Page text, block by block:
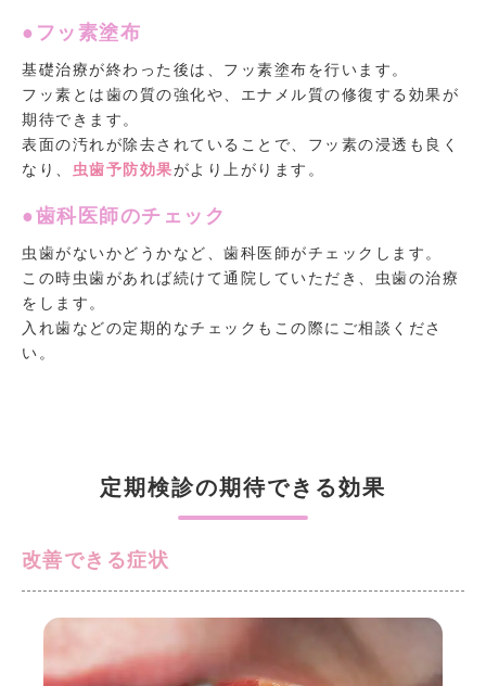
●フッ素塗布
基礎治療が終わった後は、フッ素塗布を行います。
フッ素とは歯の質の強化や、エナメル質の修復する効果が
期待できます。
表面の汚れが除去されていることで、フッ素の浸透も良く
なり、 虫歯予防効果がより上がります。
●歯科医師のチェック
虫歯がないかどうかなど、歯科医師がチェックします。
この時虫歯があれば続けて通院していただき、虫歯の治療
をします。
入れ歯などの定期的なチェックもこの際にご相談くださ
い。
定期検診の期待できる効果
改善できる症状